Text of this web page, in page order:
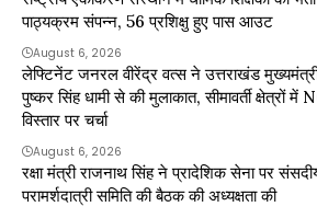
पाठ्यक्रम संपन्न, 56 प्रशिक्षु हुए पास आउट
August 6, 2026
लेफ्टिनेंट जनरल वीरेंद्र वत्स ने उत्तराखंड
पुष्कर सिंह धामी से की मुलाकात, सीमावर्ती क्षेत्रों में
विस्तार पर चर्चा
August 6, 2026
रक्षा मंत्री राजनाथ सिंह ने प्रादेशिक सेना पर
परामर्शदात्री समिति की बैठक की अध्यक्षता की